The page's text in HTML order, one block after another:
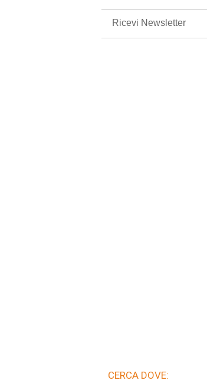
Ricevi Newsletter
CERCA DOVE: